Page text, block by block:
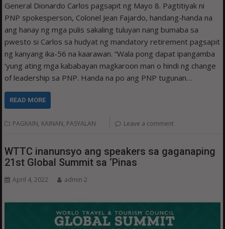
General Dionardo Carlos pagsapit ng Mayo 8. Pagtitiyak ni
PNP spokesperson, Colonel Jean Fajardo, handang-handa na
ang hanay ng mga pulis sakaling tuluyan nang bumaba sa
pwesto si Carlos sa hudyat ng mandatory retirement pagsapit
ng kanyang ika-56 na kaarawan. “Wala pong dapat ipangamba
‘yung ating mga kababayan magkaroon man o hindi ng change
of leadership sa PNP. Handa na po ang PNP tugunan…
READ MORE
PAGKAIN, KAINAN, PASYALAN Leave a comment
WTTC inanunsyo ang speakers sa gaganaping
21st Global Summit sa ‘Pinas
April 4, 2022 admin 2